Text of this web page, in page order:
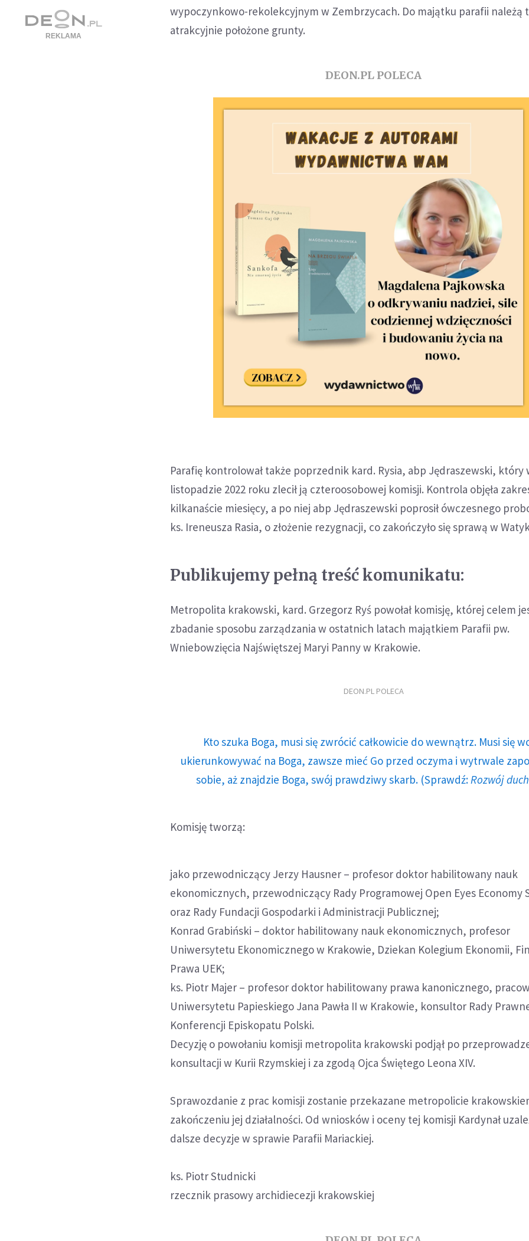
wypoczynkowo-rekolekcyjnym w Zembrzycach. Do majątku parafii należą
atrakcyjnie położone grunty.
DEON.PL POLECA
Parafię kontrolował także poprzednik kard. Rysia, abp Jędraszewski, który
listopadzie 2022 roku zlecił ją czteroosobowej komisji. Kontrola objęła
kilkanaście miesięcy, a po niej abp Jędraszewski poprosił ówczesnego
ks. Ireneusza Rasia, o złożenie rezygnacji, co zakończyło się sprawą w
Publikujemy pełną treść komunikatu:
Metropolita krakowski, kard. Grzegorz Ryś powołał komisję, której celem
zbadanie sposobu zarządzania w ostatnich latach majątkiem Parafii pw.
Wniebowzięcia Najświętszej Maryi Panny w Krakowie.
DEON.PL POLECA
Kto szuka Boga, musi się zwrócić całkowicie do wewnątrz. Musi się
ukierunkowywać na Boga, zawsze mieć Go przed oczyma i wytrwale
sobie, aż znajdzie Boga, swój prawdziwy skarb. (Sprawdź: Rozwój
Komisję tworzą:
jako przewodniczący Jerzy Hausner – profesor doktor habilitowany nauk
ekonomicznych, przewodniczący Rady Programowej Open Eyes Economy
oraz Rady Fundacji Gospodarki i Administracji Publicznej;
Konrad Grabiński – doktor habilitowany nauk ekonomicznych, profesor
Uniwersytetu Ekonomicznego w Krakowie, Dziekan Kolegium Ekonomii,
Prawa UEK;
ks. Piotr Majer – profesor doktor habilitowany prawa kanonicznego,
Uniwersytetu Papieskiego Jana Pawła II w Krakowie, konsultor Rady
Konferencji Episkopatu Polski.
Decyzję o powołaniu komisji metropolita krakowski podjął po
konsultacji w Kurii Rzymskiej i za zgodą Ojca Świętego Leona XIV.
Sprawozdanie z prac komisji zostanie przekazane metropolicie
zakończeniu jej działalności. Od wniosków i oceny tej komisji Kardynał
dalsze decyzje w sprawie Parafii Mariackiej.
ks. Piotr Studnicki
rzecznik prasowy archidiecezji krakowskiej